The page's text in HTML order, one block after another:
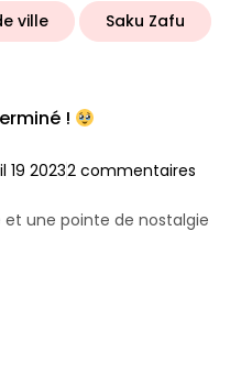
ville Saku Zafu
!
19 20232 commentaires
et une pointe de nostalgie